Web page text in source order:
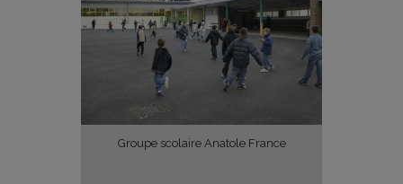
Groupe scolaire Anatole France